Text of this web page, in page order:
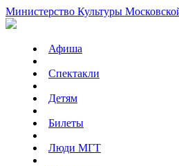
Министерство Культуры
Афиша
Спектакли
Детям
Билеты
Люди МГТ